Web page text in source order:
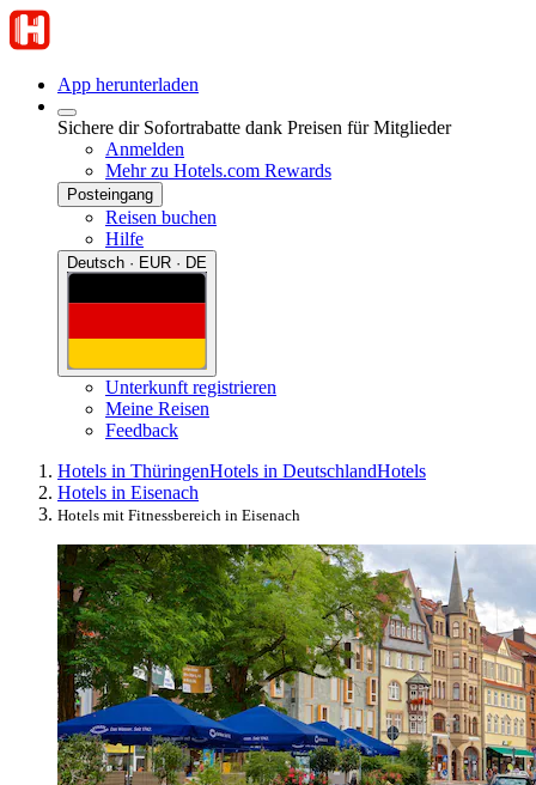
App herunterladen
Sichere dir Sofortrabatte dank Preisen für Mitglieder
Anmelden
Mehr zu Hotels.com Rewards
Posteingang
Reisen buchen
Hilfe
Deutsch · EUR · DE
Unterkunft registrieren
Meine Reisen
Feedback
Hotels in ThüringenHotels in DeutschlandHotels
Hotels in Eisenach
Hotels mit Fitnessbereich in Eisenach